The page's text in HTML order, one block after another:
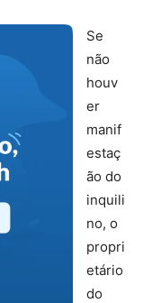
Se
não
houv
er
manif
estaç
ão do
inquili
no, o
propri
etário
do